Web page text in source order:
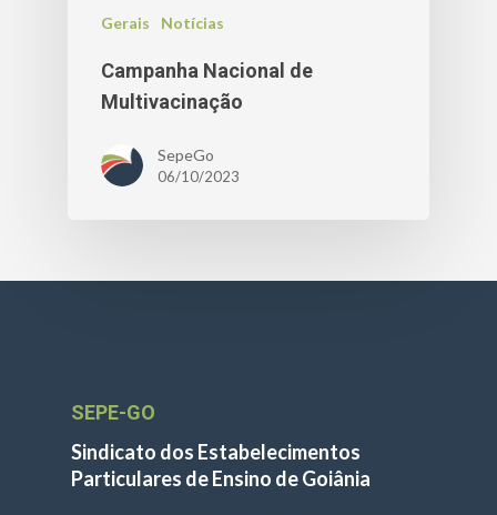
Gerais Notícias
Campanha Nacional de
Multivacinação
SepeGo
06/10/2023
SEPE-GO
Sindicato dos Estabelecimentos
Particulares de Ensino de Goiânia